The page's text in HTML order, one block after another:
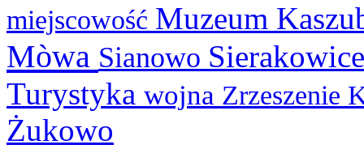
miejscowość Muzeum
Mòwa Sianowo
Turystyka wojna Zrzeszenie
Żukowo